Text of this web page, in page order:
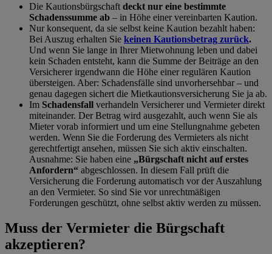
Die Kautionsbürgschaft deckt nur eine bestimmte
Schadenssumme ab – in Höhe einer vereinbarten Kaution.
Nur konsequent, da sie selbst keine Kaution bezahlt haben:
Bei Auszug erhalten Sie keinen Kautionsbetrag zurück.
Und wenn Sie lange in Ihrer Mietwohnung leben und dabei
kein Schaden entsteht, kann die Summe der Beiträge an den
Versicherer irgendwann die Höhe einer regulären Kaution
übersteigen. Aber: Schadensfälle sind unvorhersehbar – und
genau dagegen sichert die Mietkautionsversicherung Sie ja ab.
Im Schadensfall verhandeln Versicherer und Vermieter direkt
miteinander. Der Betrag wird ausgezahlt, auch wenn Sie als
Mieter vorab informiert und um eine Stellungnahme gebeten
werden. Wenn Sie die Forderung des Vermieters als nicht
gerechtfertigt ansehen, müssen Sie sich aktiv einschalten.
Ausnahme: Sie haben eine
Bürgschaft nicht auf erstes
Anfordern
abgeschlossen. In diesem Fall prüft die
Versicherung die Forderung automatisch vor der Auszahlung
an den Vermieter. So sind Sie vor unrechtmäßigen
Forderungen geschützt, ohne selbst aktiv werden zu müssen.
Muss der Vermieter die Bürgschaft
akzeptieren?